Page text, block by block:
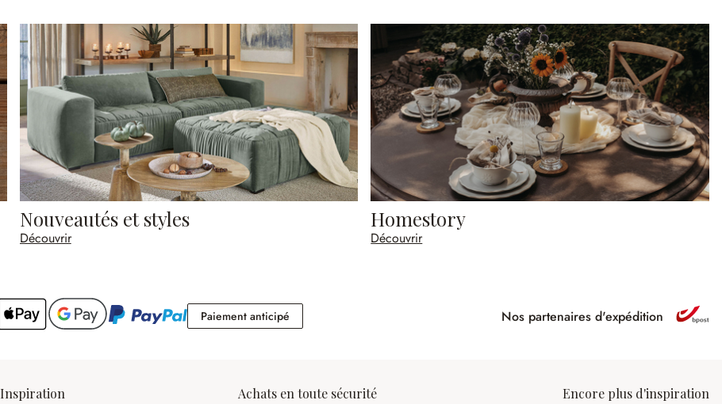
Nouveautés et styles
Découvrir
Homestory
Découvrir
Paiement anticipéPaiement anticipé Nos partenaires d'expédition
Inspiration Achats en toute sécurité Encore plus d'inspiration